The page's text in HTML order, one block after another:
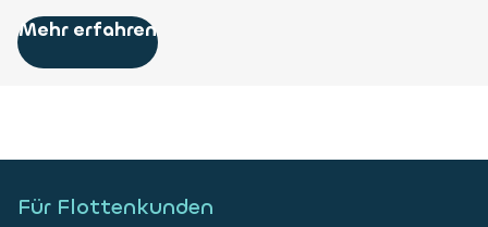
Mehr erfahren
Für Flottenkunden